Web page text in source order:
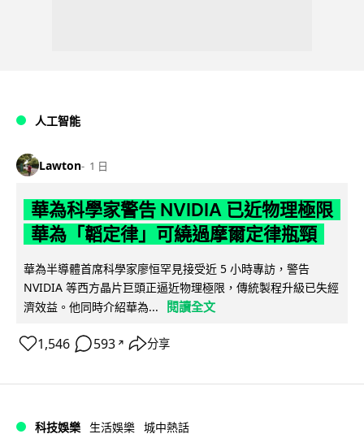
人工智能
Lawton 1 日
華為科學家警告 NVIDIA 已近物理極限
華為「韜定律」可繞過摩爾定律瓶頸
華為半導體首席科學家廖恒罕見接受近 5 小時專訪，警告
NVIDIA 等西方晶片巨頭正逼近物理極限，傳統製程升級已失經
濟效益。他同時介紹華為...
閱讀全文
1,546 593 ↗ 分享
科技娛樂 生活娛樂 城中熱話